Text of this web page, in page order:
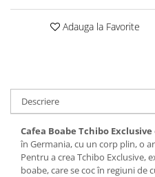
Adauga la Favorite
Descriere
Cafea Boabe Tchibo Exclusive
în Germania, cu un corp plin, o
Pentru a crea Tchibo Exclusive,
boabe, care se coc în regiuni de